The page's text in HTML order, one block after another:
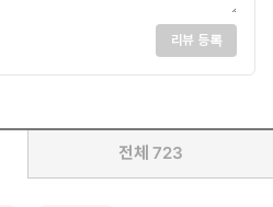
리뷰 등록
전체 723